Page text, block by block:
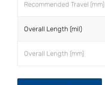
Recommended Travel (mm)
Overall Length (mil)
Overall Length (mm)